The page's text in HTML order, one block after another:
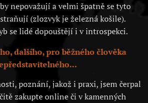
nepovažují a velmi špatně se tyto
(zlozvyk je železná košile).
se lidé dopouštějí i v introspekci.
dalšího, pro běžného člověka
poznání, jakož i praxi, jsem čerpal
zakupte online či v kamenných